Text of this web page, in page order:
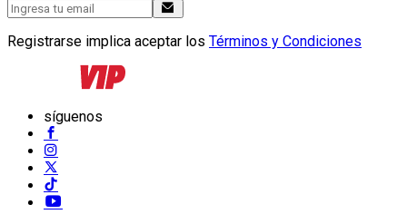
Registrarse implica aceptar los Términos y Condiciones
síguenos